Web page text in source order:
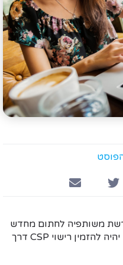
דורשת משותפיה לחתום מחדש
על ההסכמים שלהם, אחרת לא ניתן יהיה להזמין רישוי CSP דרך